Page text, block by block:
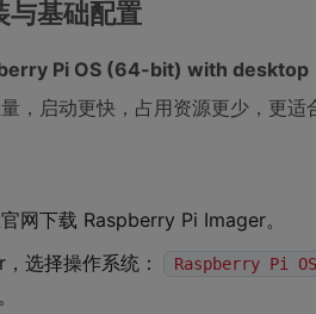
与基础配置
Pi OS (64-bit) with desktop
，启动更快，占用资源更少，更适
网下载 Raspberry Pi Imager。
选择操作系统：
Raspberry Pi
。